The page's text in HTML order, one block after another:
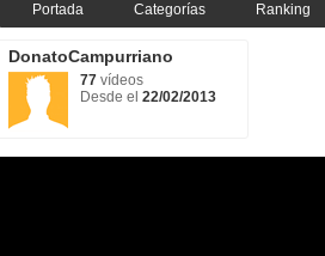
Portada Categorías Ranking
DonatoCampurriano
77 vídeos
Desde el 22/02/2013